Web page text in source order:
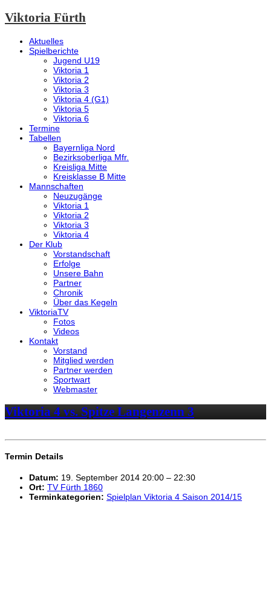
Viktoria Fürth
Aktuelles
Spielberichte
Jugend U19
Viktoria 1
Viktoria 2
Viktoria 3
Viktoria 4 (G1)
Viktoria 5
Viktoria 6
Termine
Tabellen
Bayernliga Nord
Bezirksoberliga Mfr.
Kreisliga Mitte
Kreisklasse B Mitte
Mannschaften
Neuzugänge
Viktoria 1
Viktoria 2
Viktoria 3
Viktoria 4
Der Klub
Vorstandschaft
Erfolge
Unsere Bahn
Partner
Chronik
Über das Kegeln
ViktoriaTV
Fotos
Videos
Kontakt
Vorstand
Mitglied werden
Partner werden
Sportwart
Webmaster
Viktoria 4 vs. Spitze Langenzenn 3
Termin Details
Datum: 19. September 2014 20:00 – 22:30
Ort: TV Fürth 1860
Terminkategorien: Spielplan Viktoria 4 Saison 2014/15